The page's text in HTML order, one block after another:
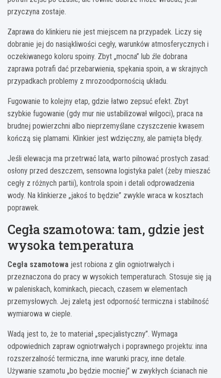
przyczyna zostaje.
Zaprawa do klinkieru nie jest miejscem na przypadek. Liczy się
dobranie jej do nasiąkliwości cegły, warunków atmosferycznych i
oczekiwanego koloru spoiny. Zbyt „mocna” lub źle dobrana
zaprawa potrafi dać przebarwienia, spękania spoin, a w skrajnych
przypadkach problemy z mrozoodpornością układu.
Fugowanie to kolejny etap, gdzie łatwo zepsuć efekt. Zbyt
szybkie fugowanie (gdy mur nie ustabilizował wilgoci), praca na
brudnej powierzchni albo nieprzemyślane czyszczenie kwasem
kończą się plamami. Klinkier jest wdzięczny, ale pamięta błędy.
Jeśli elewacja ma przetrwać lata, warto pilnować prostych zasad:
osłony przed deszczem, sensowna logistyka palet (żeby mieszać
cegły z różnych partii), kontrola spoin i detali odprowadzenia
wody. Na klinkierze „jakoś to będzie” zwykle wraca w kosztach
poprawek.
Cegła szamotowa: tam, gdzie jest
wysoka temperatura
Cegła szamotowa jest robiona z glin ogniotrwałych i
przeznaczona do pracy w wysokich temperaturach. Stosuje się ją
w paleniskach, kominkach, piecach, czasem w elementach
przemysłowych. Jej zaletą jest odporność termiczna i stabilność
wymiarowa w cieple.
Wadą jest to, że to materiał „specjalistyczny”. Wymaga
odpowiednich zapraw ogniotrwałych i poprawnego projektu: inna
rozszerzalność termiczna, inne warunki pracy, inne detale.
Używanie szamotu „bo będzie mocniej” w zwykłych ścianach nie